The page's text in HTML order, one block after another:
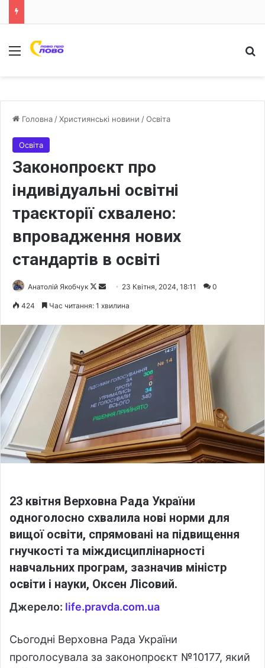
Меню
Головна /Християнські новини /Освіта
Освіта
Законопроєкт про
індивідуальні освітні
траєкторії схвалено:
впровадження нових
стандартів в освіті
Анатолій Якобчук
F
o
w
o
n
X
a
n
e
m
a
i
l
23 Квітня, 2024, 18:11 0
424 Час читання: 1 хвилина
23 квітня Верховна Рада України
одноголосно схвалила нові норми для
вищої освіти, спрямовані на підвищення
гнучкості та міждисциплінарності
навчальних програм, зазначив міністр
освіти і науки, Оксен Лісовий.
Джерело: life.pravda.com.ua
Сьогодні Верховна Рада України
проголосувала за законопроєкт №10177, який